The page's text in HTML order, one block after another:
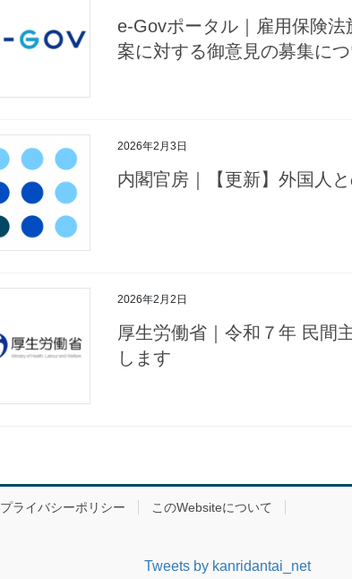
e-Govポータル｜雇用保険
案に対する御意見の募集に
2026年2月3日
内閣官房｜【更新】外国人
2026年2月2日
厚生労働省｜令和７年 民間
します
プライバシーポリシー このWebsiteについて
Tweets by kanridantai_net